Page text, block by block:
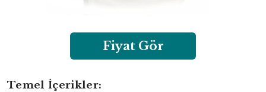
Fiyat Gör
Temel İçerikler: